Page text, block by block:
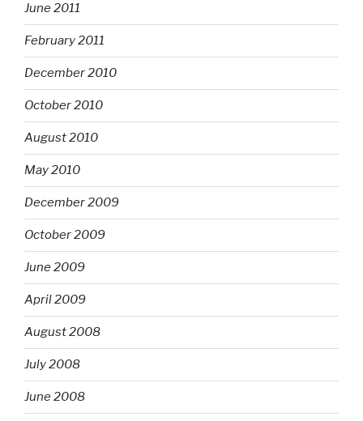
June 2011
February 2011
December 2010
October 2010
August 2010
May 2010
December 2009
October 2009
June 2009
April 2009
August 2008
July 2008
June 2008